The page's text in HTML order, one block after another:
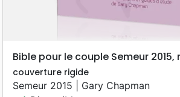
Bible pour le couple Semeur 2015,
couverture rigide
Semeur 2015 | Gary Chapman